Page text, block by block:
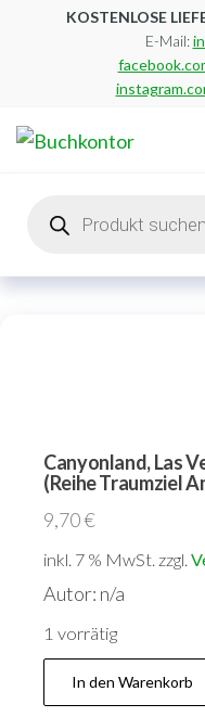
KOSTENLOSE
E-Mail:
search
Canyonland, Las
(Reihe Traumziel
9,70€
inkl. 7 % MwSt. zzgl.
Autor: n/a
1 vorrätig
Canyonland,
Las
In den Warenkorb